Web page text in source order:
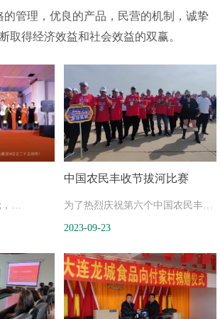
的管理，优良的产品，民营的机制，诚挚
取得经济效益和社会效益的双赢。
五年。
中国农民丰收节拔河比赛
为了热烈庆祝第六个中国农民丰收
节，贯彻落实全民健身和乡村振兴
国家战略，加快推动全民健身和乡
村振兴的融合发展，激发提升广大
职工“爱家乡，建家乡”的荣誉感、
2023-09-23